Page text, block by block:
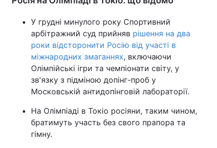
У грудні минулого року Спортивний
арбітражний суд прийняв рішення на два
роки відсторонити Росію від участі в
міжнародних змаганнях, включаючи
Олімпійські ігри та чемпіонати світу, у
зв'язку з підміною допінг-проб у
Московській антидопінговій лабораторії.
На Олімпіаді в Токіо росіяни, таким чином,
братимуть участь без свого прапора та
гімну.